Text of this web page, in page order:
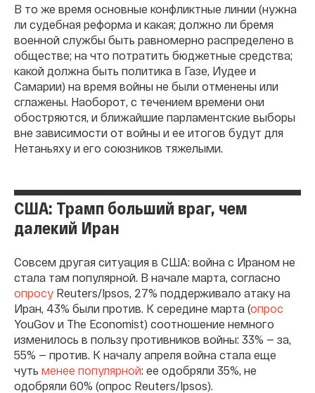
В то же время основные конфликтные линии (нужна
ли судебная реформа и какая; должно ли бремя
военной службы быть равномерно распределено в
обществе; на что потратить бюджетные средства;
какой должна быть политика в Газе, Иудее и
Самарии) на время войны не были отменены или
сглажены. Наоборот, с течением времени они
обостряются, и ближайшие парламентские выборы
вне зависимости от войны и ее итогов будут для
Нетаньяху и его союзников тяжелыми.
США: Трамп больший враг, чем
далекий Иран
Совсем другая ситуация в США: война с Ираном не
стала там популярной. В начале марта, согласно
опросу Reuters/Ipsos, 27% поддерживало атаку на
Иран, 43% были против. К середине марта (опрос
YouGov и The Economist) соотношение немного
изменилось в пользу противников войны: 33% — за,
55% — против. К началу апреля война стала еще
чуть менее популярной: ее одобряли 35%, не
одобряли 60% (опрос Reuters/Ipsos).